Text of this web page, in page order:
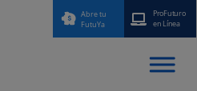
Abre tu
FutuYa
ProFuturo
en Línea